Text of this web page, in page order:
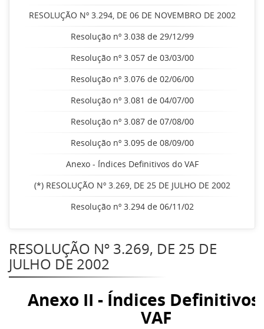
RESOLUÇÃO Nº 3.294, DE 06 DE NOVEMBRO DE 2002
Resolução nº 3.038 de 29/12/99
Resolução nº 3.057 de 03/03/00
Resolução nº 3.076 de 02/06/00
Resolução nº 3.081 de 04/07/00
Resolução nº 3.087 de 07/08/00
Resolução nº 3.095 de 08/09/00
Anexo - Índices Definitivos do VAF
(*) RESOLUÇÃO Nº 3.269, DE 25 DE JULHO DE 2002
Resolução nº 3.294 de 06/11/02
RESOLUÇÃO Nº 3.269, DE 25 DE
JULHO DE 2002
Anexo II - Índices Definitivos
VAF